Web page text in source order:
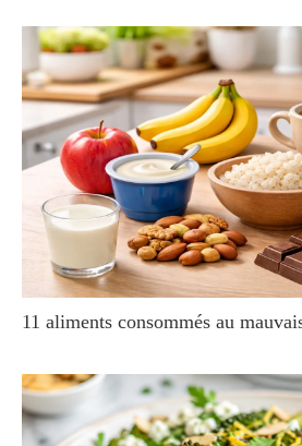
11 aliments consommés au